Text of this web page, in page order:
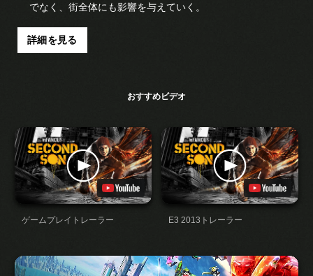
でなく、街全体にも影響を与えていく。
詳細を見る
おすすめビデオ
ゲームプレイトレーラー E3 2013トレーラー